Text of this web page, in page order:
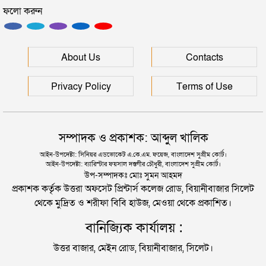
সিলেটের মাস্টারপ্ল্যান বাস্তবায়নে ঢাকায় উচ্চপর্যায়ে যা হল
দুই তরুণীকে তুলে নিয়ে ধর্ষণ, ৬ যুবককে যে শাস্তি দিলে
আদালত
যুক্তরাজ্যে বাংলাদেশিদের মধ্যে ৯৫ শতাংশই সিলেটি
সিলেটে বিচার নিয়ে হতাশ ৬ শহীদ পরিবার
রাজধানীর মাদারটেক থেকে তরুণীর খণ্ডিত মাথা ও দুই হাত
উদ্ধার
দিল্লিতে শেখ হাসিনার বক্তব্য দেওয়া নিয়ে পররাষ্ট্র
মন্ত্রণালয়ের ক্ষোভ
সিলেটের সাবেক মন্ত্রী-এমপিরা কে কোথায়?
জুলাই আন্দোলন ছাত্র-জনতার বীরত্বের স্মারকস্তম্ভ:
বিয়ানীবাজারের ইউএনও
ফলো করুন
About Us Contacts
Privacy Policy Terms of Use
সম্পাদক ও প্রকাশক: আব্দুল খালিক
আইন-উপদেষ্টা: সিনিয়র এডভোকেট এ.কে.এম. ফয়েজ, বাংলাদেশ সুপ্রীম কোর্ট।
আইন-উপদেষ্টা: ব্যারিস্টার ফয়সাল দস্তগীর চৌধুরী, বাংলাদেশ সুপ্রীম কোর্ট।
উপ-সম্পাদকঃ মোঃ সুমন আহমদ
প্রকাশক কর্তৃক উত্তরা অফসেট প্রিন্টার্স কলেজ রোড, বিয়ানীবাজার সিলেট
থেকে মুদ্রিত ও শরীফা বিবি হাউজ, মেওয়া থেকে প্রকাশিত।
বানিজ্যিক কার্যালয় :
উত্তর বাজার, মেইন রোড, বিয়ানীবাজার, সিলেট।